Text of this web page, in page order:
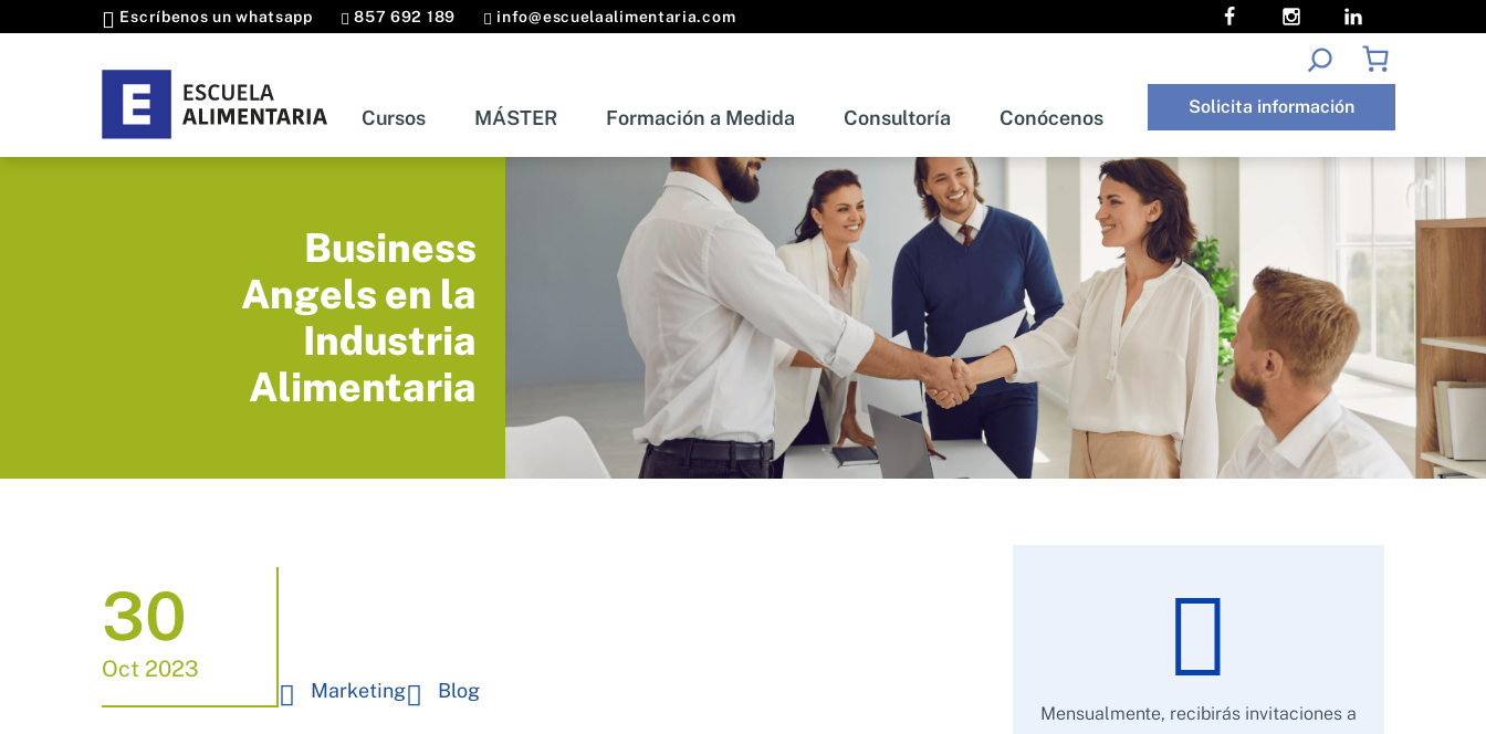
Escríbenos un whatsapp 857 692 189 info@escuelaalimentaria.com
Buscar
Cursos MÁSTER Formación a Medida Consultoría Conócenos Solicita información
Formación a Medida Consultoría Conócenos Solicita información
Business
Angels en la
Industria
Alimentaria
30
Oct 2023
Marketing Blog
Mensualmente, recibirás invitaciones a